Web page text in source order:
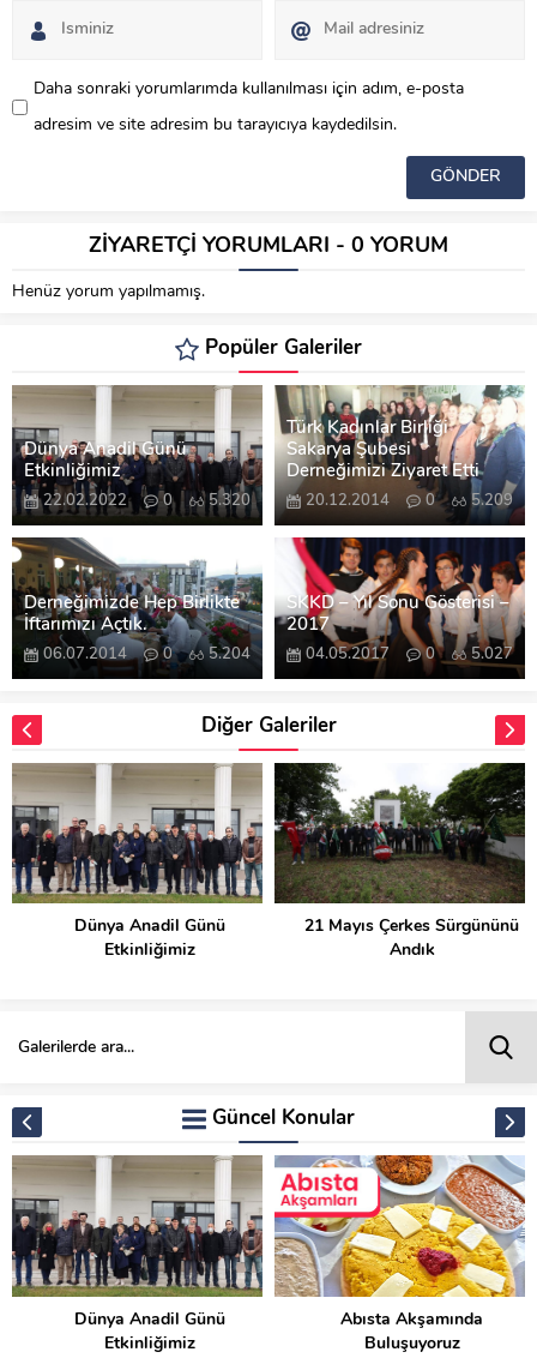
Daha sonraki yorumlarımda kullanılması için adım, e-posta
adresim ve site adresim bu tarayıcıya kaydedilsin.
ZİYARETÇİ YORUMLARI - 0 YORUM
Henüz yorum yapılmamış.
Popüler Galeriler
Dünya Anadil Günü
Etkinliğimiz
22.02.2022 0 5.320
Türk Kadınlar Birliği
Sakarya Şubesi
Derneğimizi Ziyaret Etti
20.12.2014 0 5.209
Derneğimizde Hep Birlikte
İftarımızı Açtık.
06.07.2014 0 5.204
SKKD – Yıl Sonu Gösterisi –
2017
04.05.2017 0 5.027
Diğer Galeriler
Dünya Anadil Günü
Etkinliğimiz
21 Mayıs Çerkes Sürgününü
Andık
Güncel Konular
Dünya Anadil Günü
Etkinliğimiz
Abısta Akşamında
Buluşuyoruz